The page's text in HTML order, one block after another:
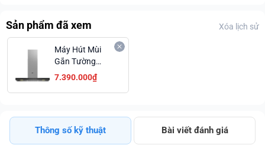
Sản phẩm đã xem Xóa lịch sử
Máy Hút Mùi
Gắn Tường
Beko
BHCB96641BBHS
0%
7.390.000₫
Thông số kỹ thuật Bài viết đánh giá